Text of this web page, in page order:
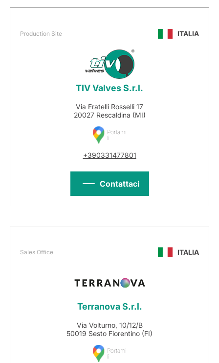
Production Site ITALIA
TIV Valves S.r.l.
Via Fratelli Rosselli 17
20027 Rescaldina (MI)
Portami
lì
+390331477801
Contattaci
Sales Office ITALIA
Terranova S.r.l.
Via Volturno, 10/12/B
50019 Sesto Fiorentino (FI)
Portami
lì